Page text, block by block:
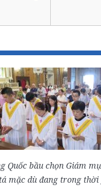
Quốc bầu chọn Giám
mặc dù đang trong thời